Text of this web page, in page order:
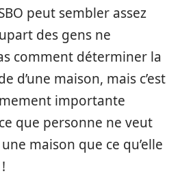
peut sembler assez
des gens ne
comment déterminer la
d’une maison, mais c’est
importante
que personne ne veut
maison que ce qu’elle